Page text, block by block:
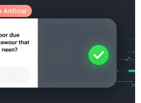
Artificial